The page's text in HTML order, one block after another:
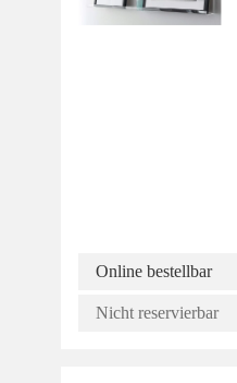
Online bestellbar
Nicht reservierbar